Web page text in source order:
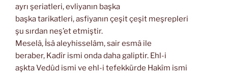
ayrı şeriatleri, evliyanın başka
başka tarikatleri, asfiyanın çeşit çeşit meşrepleri
şu sırdan neş’et etmiştir.
Meselâ, İsâ aleyhisselâm, sair esmâ ile
beraber, Kadîr ismi onda daha galiptir. Ehl-i
aşkta Vedûd ismi ve ehl-i tefekkürde Hakîm ismi